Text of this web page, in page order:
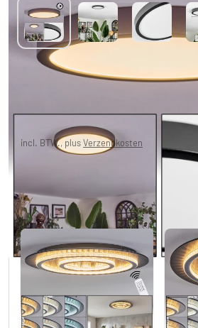
Finsrud Plafondlamp LED
€ 32,49
incl. BTW., plusVerzendkosten
Momenteel niet op voorraad
Misschien vind je dit ook leuk?